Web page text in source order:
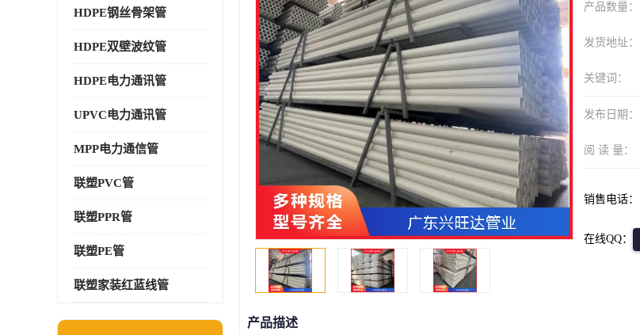
HDPE钢丝骨架管
HDPE双壁波纹管
HDPE电力通讯管
UPVC电力通讯管
MPP电力通信管
联塑PVC管
联塑PPR管
联塑PE管
联塑家装红蓝线管
产品数量：
发货地址：
关键词：
发布日期：
阅 读 量：
销售电话：
在线QQ：
产品描述